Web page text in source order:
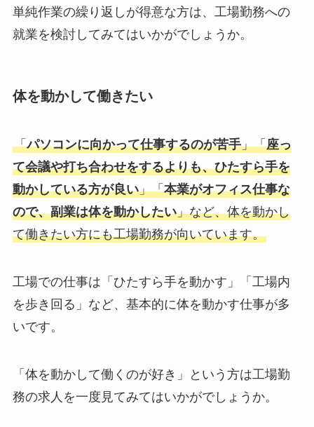
単純作業の繰り返しが得意な方は、工場勤務への
就業を検討してみてはいかがでしょうか。
体を動かして働きたい
「パソコンに向かって仕事するのが苦手」「座っ
て会議や打ち合わせをするよりも、ひたすら手を
動かしている方が良い」「本業がオフィス仕事な
ので、副業は体を動かしたい」など、体を動かし
て働きたい方にも工場勤務が向いています。
工場での仕事は「ひたすら手を動かす」「工場内
を歩き回る」など、基本的に体を動かす仕事が多
いです。
「体を動かして働くのが好き」という方は工場勤
務の求人を一度見てみてはいかがでしょうか。